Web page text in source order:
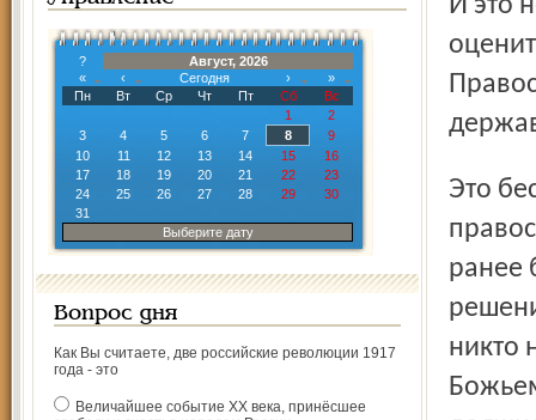
?
Август, 2026
«
‹ Сегодня ›
»
Пн
Вт Ср Чт Пт Сб
Вс
1
2
3
4 5 6 7 8
9
10
11 12 13 14 15
16
17
18 19 20 21 22
23
24
25 26 27 28 29
30
31
Выберите дату
Вопрос дня
Как Вы считаете, две российские революции 1917
года - это
Величайшее событие ХХ века, принёсшее
Это бесконечно мудрый шаг - передать святыню
ранее
никто